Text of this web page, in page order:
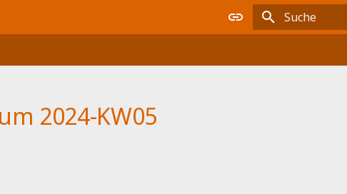
2024-KW05